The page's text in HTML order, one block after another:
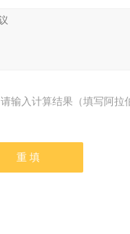
请输入计算结果（填写阿拉